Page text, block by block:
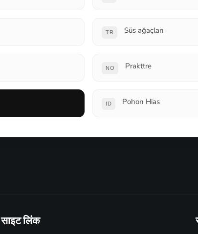
TR Süs ağaçları
NO Prakttre
ID Pohon Hias
साइट लिंक